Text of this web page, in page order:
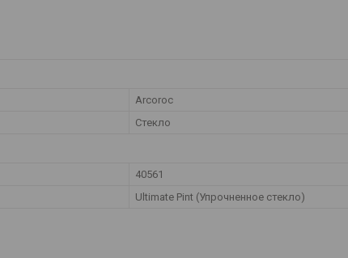
Arcoroc
Стекло
40561
Ultimate Pint (Упрочненное стекло)